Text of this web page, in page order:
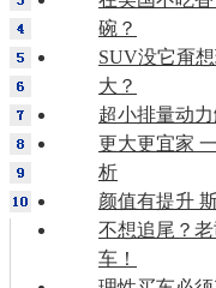
碗？
SUV没它甭
大？
超小排量动
更大更宜家
析
颜值有提升
不想追尾？
车！